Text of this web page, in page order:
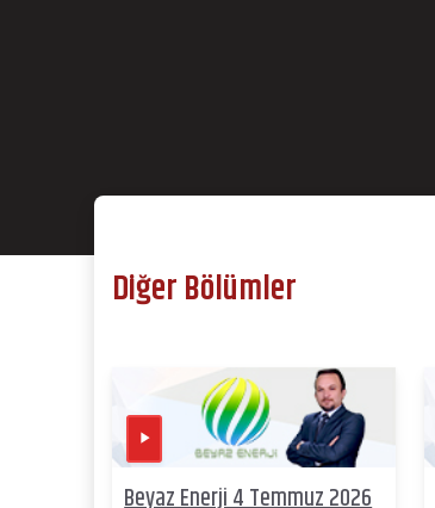
Diğer Bölümler
Beyaz Enerji 4 Temmuz 2026